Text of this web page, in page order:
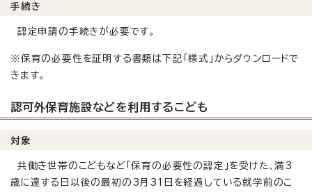
手続き
認定申請の手続きが必要です。
※保育の必要性を証明する書類は下記「様式」からダウンロードで
きます。
認可外保育施設などを利用するこども
対象
共働き世帯のこどもなど「保育の必要性の認定」を受けた、満3
歳に達する日以後の最初の3月31日を経過している就学前のこ